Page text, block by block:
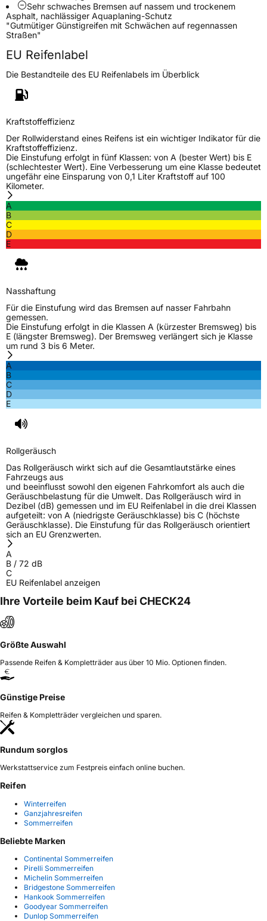
Weitere Eigenschaften
Schlauchtyp
ZustandNeureifen
C-Reifen
EU Label
EffizienzC
Nasshaftung C
EPREL ID1100521
Allgemeine Produktsicherheit (GPSR)
HerstellerkontaktContinental Reifen Deutschland GmbH,
Continental-Plaza 1 30175 Hannover
Deutschland,
Customerservice_Tires@conti.de
Sehr schwaches Bremsen auf nassem und trockenem
Asphalt, nachlässiger Aquaplaning-Schutz
"Gutmütiger Günstigreifen mit Schwächen auf regennassen
Straßen"
EU Reifenlabel
Die Bestandteile des EU Reifenlabels im Überblick
Kraftstoffeffizienz
Der Rollwiderstand eines Reifens ist ein wichtiger Indikator für die
Kraftstoffeffizienz.
Die Einstufung erfolgt in fünf Klassen: von A (bester Wert) bis E
(schlechtester Wert). Eine Verbesserung um eine Klasse bedeutet
ungefähr eine Einsparung von 0,1 Liter Kraftstoff auf 100
Kilometer.
A
B
C
D
E
Nasshaftung
Für die Einstufung wird das Bremsen auf nasser Fahrbahn
gemessen.
Die Einstufung erfolgt in die Klassen A (kürzester Bremsweg) bis
E (längster Bremsweg). Der Bremsweg verlängert sich je Klasse
um rund 3 bis 6 Meter.
A
B
C
D
E
Rollgeräusch
Das Rollgeräusch wirkt sich auf die Gesamtlautstärke eines
Fahrzeugs aus
und beeinflusst sowohl den eigenen Fahrkomfort als auch die
Geräuschbelastung für die Umwelt. Das Rollgeräusch wird in
Dezibel (dB) gemessen und im EU Reifenlabel in die drei Klassen
aufgeteilt: von A (niedrigste Geräuschklasse) bis C (höchste
Geräuschklasse). Die Einstufung für das Rollgeräusch orientiert
sich an EU Grenzwerten.
A
B / 72 dB
C
EU Reifenlabel anzeigen
Ihre Vorteile beim Kauf bei CHECK24
Größte Auswahl
Passende Reifen & Kompletträder aus über 10 Mio. Optionen finden.
Günstige Preise
Reifen & Kompletträder vergleichen und sparen.
Rundum sorglos
Werkstattservice zum Festpreis einfach online buchen.
Reifen
Winterreifen
Ganzjahresreifen
Sommerreifen
Beliebte Marken
Continental Sommerreifen
Pirelli Sommerreifen
Michelin Sommerreifen
Bridgestone Sommerreifen
Hankook Sommerreifen
Goodyear Sommerreifen
Dunlop Sommerreifen